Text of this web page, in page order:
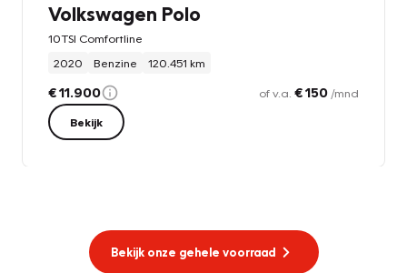
Volkswagen Polo
10TSI Comfortline
2020
Benzine 120.451 km
€ 11.900 of v.a. € 150 /mnd
Bekijk
Bekijk onze gehele voorraad